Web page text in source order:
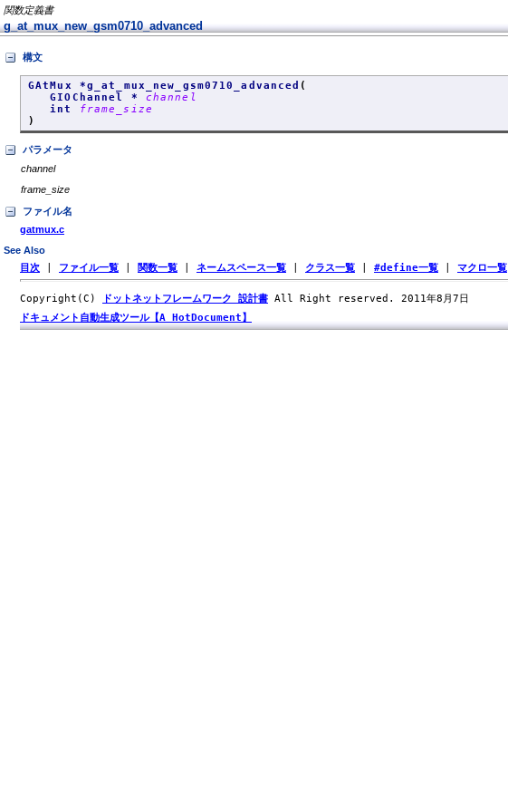
関数定義書
g_at_mux_new_gsm0710_advanced
構文
GAtMux *g_at_mux_new_gsm0710_advanced (
GIOChannel * channel
int frame_size
)
パラメータ
channel
frame_size
ファイル名
gatmux.c
See Also
目次 ファイル一覧 関数一覧 ネームスペース一覧 クラス一覧 #define一覧 マクロ一覧
Copyright(C) ドットネットフレームワーク 設計書 All Right reserved. 2011年8月7日
ドキュメント自動生成ツール【A HotDocument】